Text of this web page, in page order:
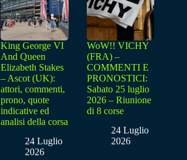
King George VI
And Queen
Elizabeth Stakes
– Ascot (UK):
attori, commenti,
prono, quote
indicative ed
analisi della corsa
24 Luglio
2026
WoW!! VICHY
(FRA) –
COMMENTI E
PRONOSTICI:
Sabato 25 luglio
2026 – Riunione
di 8 corse
24 Luglio
2026